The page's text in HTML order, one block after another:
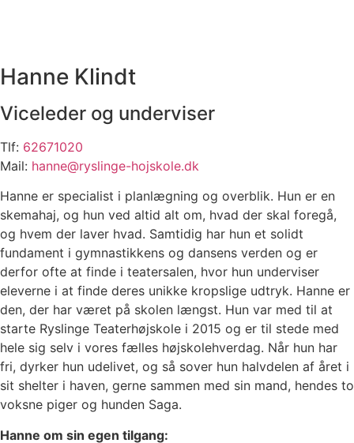
Hanne Klindt
Viceleder og underviser
Tlf: 62671020
Mail: hanne@ryslinge-hojskole.dk
Hanne er specialist i planlægning og overblik. Hun er en
skemahaj, og hun ved altid alt om, hvad der skal foregå,
og hvem der laver hvad. Samtidig har hun et solidt
fundament i gymnastikkens og dansens verden og er
derfor ofte at finde i teatersalen, hvor hun underviser
eleverne i at finde deres unikke kropslige udtryk. Hanne er
den, der har været på skolen længst. Hun var med til at
starte Ryslinge Teaterhøjskole i 2015 og er til stede med
hele sig selv i vores fælles højskolehverdag. Når hun har
fri, dyrker hun udelivet, og så sover hun halvdelen af året i
sit shelter i haven, gerne sammen med sin mand, hendes to
voksne piger og hunden Saga.
Hanne om sin egen tilgang: